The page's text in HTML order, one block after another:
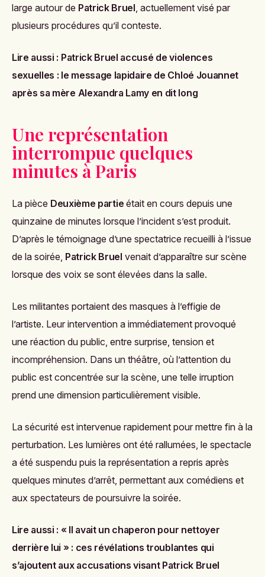
large autour de Patrick Bruel, actuellement visé par
plusieurs procédures qu’il conteste.
Lire aussi : Patrick Bruel accusé de violences
sexuelles : le message lapidaire de Chloé Jouannet
après sa mère Alexandra Lamy en dit long
Une représentation
interrompue quelques
minutes à Paris
La pièce Deuxième partie était en cours depuis une
quinzaine de minutes lorsque l’incident s’est produit.
D’après le témoignage d’une spectatrice recueilli à l’issue
de la soirée, Patrick Bruel venait d’apparaître sur scène
lorsque des voix se sont élevées dans la salle.
Les militantes portaient des masques à l’effigie de
l’artiste. Leur intervention a immédiatement provoqué
une réaction du public, entre surprise, tension et
incompréhension. Dans un théâtre, où l’attention du
public est concentrée sur la scène, une telle irruption
prend une dimension particulièrement visible.
La sécurité est intervenue rapidement pour mettre fin à la
perturbation. Les lumières ont été rallumées, le spectacle
a été suspendu puis la représentation a repris après
quelques minutes d’arrêt, permettant aux comédiens et
aux spectateurs de poursuivre la soirée.
Lire aussi : « Il avait un chaperon pour nettoyer
derrière lui » : ces révélations troublantes qui
s’ajoutent aux accusations visant Patrick Bruel